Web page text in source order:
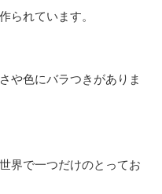
られています。
や色にバラつきがありま
界で一つだけのとってお